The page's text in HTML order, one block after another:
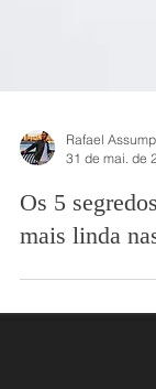
31 de mai. de
Os 5
mais linda